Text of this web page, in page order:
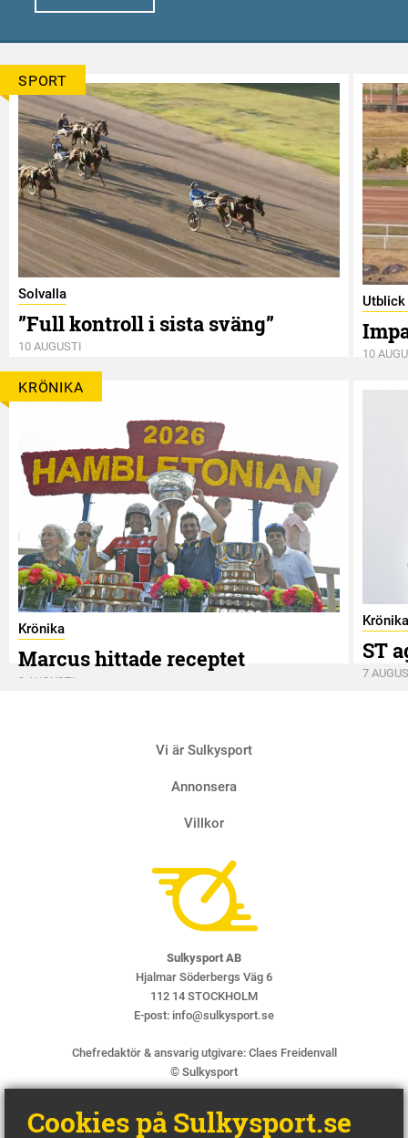
SPORT
Solvalla
”Full kontroll i sista sväng”
10 AUGUSTI
Utblick
10
KRÖNIKA
Krönika
Marcus hittade receptet
9 AUGUSTI
Krönika
ST
7
Vi är Sulkysport
Annonsera
Villkor
Sulkysport AB
Hjalmar Söderbergs Väg 6
112 14 STOCKHOLM
E-post: info@sulkysport.se
Chefredaktör & ansvarig utgivare: Claes Freidenvall
© Sulkysport
Cookies på Sulkysport.se